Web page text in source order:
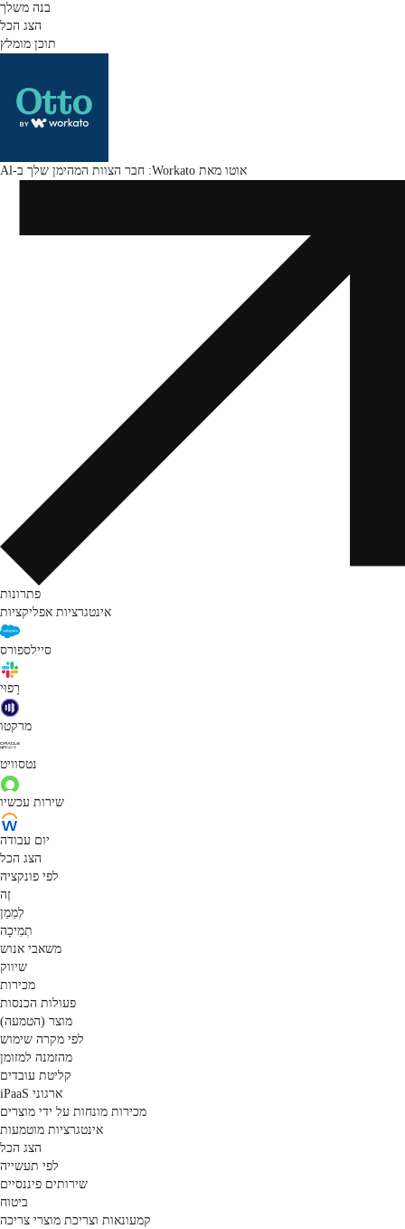
בנה משלך
הצג הכל
תוכן מומלץ
אוטו מאת Workato: חבר הצוות המהימן שלך ב-Al
פתרונות
אינטגרציות אפליקציות
סיילספורס
רָפוּי
מרקטו
נטסוויט
שירות עכשיו
יום עבודה
הצג הכל
לפי פונקציה
זֶה
לְמַמֵן
תְמִיכָה
משאבי אנוש
שיווק
מכירות
פעולות הכנסות
מוצר (הטמעה)
לפי מקרה שימוש
מהזמנה למזומן
קליטת עובדים
iPaaS ארגוני
מכירות מונחות על ידי מוצרים
אינטגרציות מוטמעות
הצג הכל
לפי תעשייה
שירותים פיננסיים
ביטוח
קמעונאות וצריכת מוצרי צריכה